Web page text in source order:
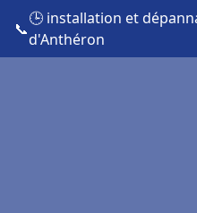
📞
🕒 installation et
d'Anthéron